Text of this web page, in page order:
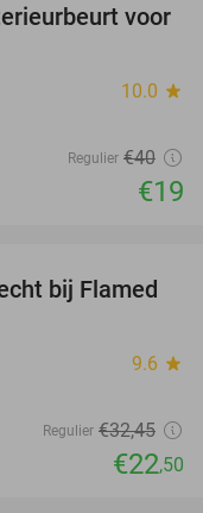
53%
voor
10.0 star
Regulier €40
€19
31%
bij Flamed
9.6 star
Regulier €32,45
€22,50